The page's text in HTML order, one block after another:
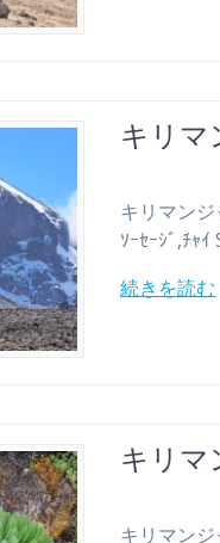
キリマ
キリマン
ｿｰｾｰｼﾞ,ﾁｬ
続きを読む
キリマ
キリマン